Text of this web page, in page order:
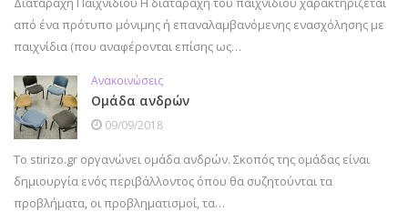
από ένα πρότυπο μόνιμης ή επαναλαμβανόμενης ενασχόλησης με
παιχνίδια (που αναφέρονται επίσης ως…
Ανακοινώσεις
Ομάδα ανδρών
09/09/2018
Το stirizo.gr οργανώνει ομάδα ανδρών. Σκοπός της ομάδας είναι
δημιουργία ενός περιβάλλοντος όπου θα συζητούνται τα
προβλήματα, οι προβληματισμοί, τα…